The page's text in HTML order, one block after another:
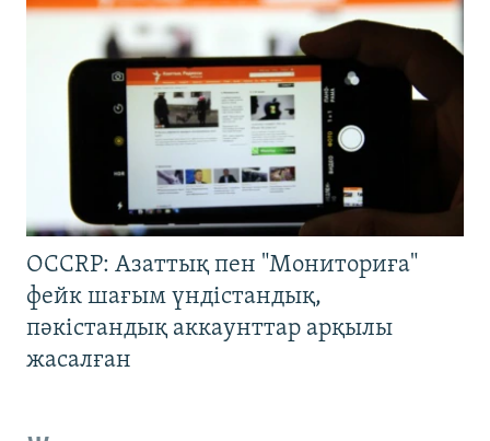
OCCRP: Азаттық пен "Мониториға"
фейк шағым үндістандық,
пәкістандық аккаунттар арқылы
жасалған